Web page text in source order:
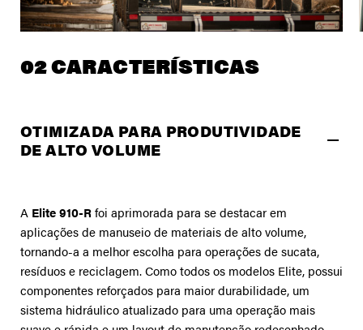
02 CARACTERÍSTICAS
OTIMIZADA PARA PRODUTIVIDADE
DE ALTO VOLUME
A Elite 910-Rfoi aprimorada para se destacar em
aplicações de manuseio de materiais de alto volume,
tornando-a a melhor escolha para operações de sucata,
resíduos e reciclagem. Como todos os modelos Elite, possui
componentes reforçados para maior durabilidade, um
sistema hidráulico atualizado para uma operação mais